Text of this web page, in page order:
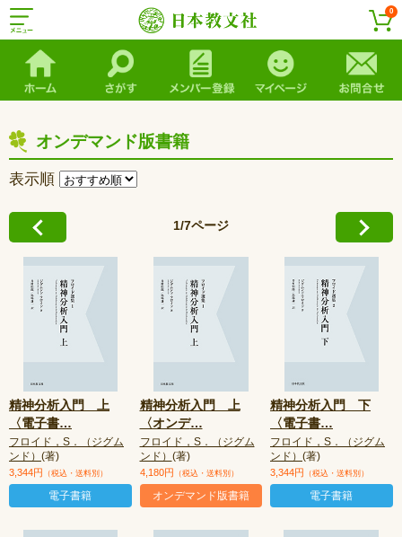
0
オンデマンド版書籍
表示順
1/7ページ
精神分析入門 上
〈電子書…
フロイド，S．（ジグム
ンド） (著)
3,344円 （税込・送料別）
電子書籍
精神分析入門 上
〈オンデ…
フロイド，S．（ジグム
ンド） (著)
4,180円 （税込・送料別）
オンデマンド版書籍
精神分析入門 下
〈電子書…
フロイド，S．（ジグム
ンド） (著)
3,344円 （税込・送料別）
電子書籍